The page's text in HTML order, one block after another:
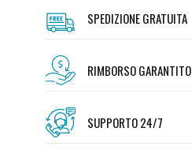
SPEDIZIONE GRATUITA
RIMBORSO GARANTITO
SUPPORTO 24/7